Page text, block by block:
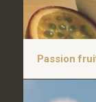
Passion